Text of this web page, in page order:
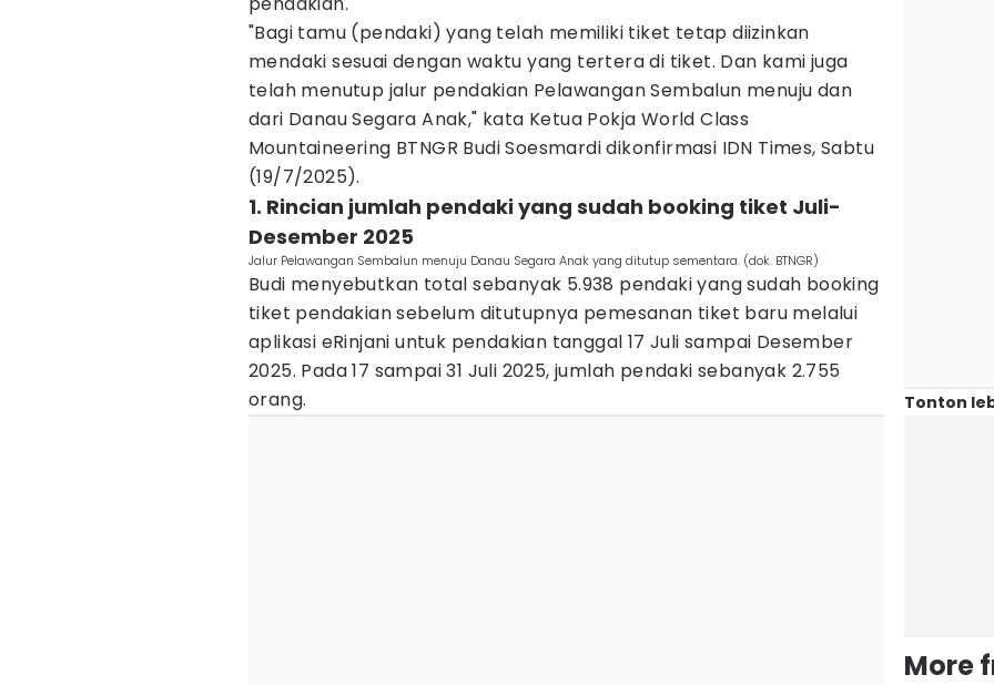
"Bagi tamu (pendaki) yang telah memiliki tiket tetap diizinkan
mendaki sesuai dengan waktu yang tertera di tiket. Dan kami juga
telah menutup jalur pendakian Pelawangan Sembalun menuju dan
dari Danau Segara Anak," kata Ketua Pokja World Class
Mountaineering BTNGR Budi Soesmardi dikonfirmasi IDN Times, Sabtu
(19/7/2025).
1. Rincian jumlah pendaki yang sudah booking tiket Juli-
Desember 2025
Jalur Pelawangan Sembalun menuju Danau Segara Anak yang ditutup sementara. (dok. BTNGR)
Budi menyebutkan total sebanyak 5.938 pendaki yang sudah booking
tiket pendakian sebelum ditutupnya pemesanan tiket baru melalui
aplikasi eRinjani untuk pendakian tanggal 17 Juli sampai Desember
2025. Pada 17 sampai 31 Juli 2025, jumlah pendaki sebanyak 2.755
orang.
Tonton
More